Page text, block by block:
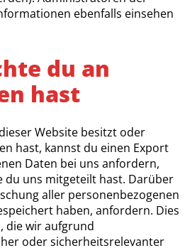
ebenfalls einsehen
du an
hast
Website besitzt oder
hast, kannst du einen Export
Daten bei uns anfordern,
du uns mitgeteilt hast. Darüber
aller personenbezogenen
haben, anfordern. Dies
die wir aufgrund
oder sicherheitsrelevanter